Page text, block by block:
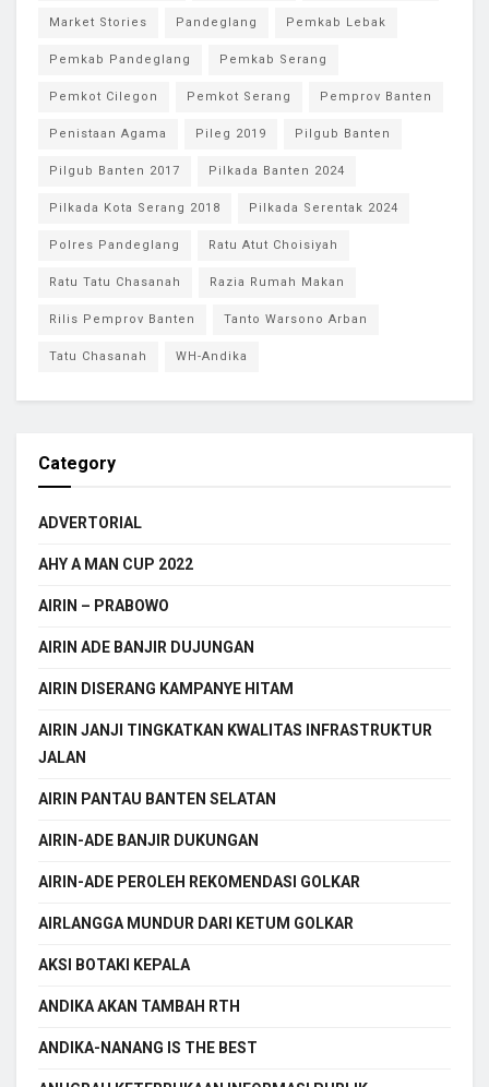
Market Stories Pandeglang Pemkab Lebak
Pemkab Pandeglang Pemkab Serang
Pemkot Cilegon Pemkot Serang Pemprov Banten
Penistaan Agama Pileg 2019 Pilgub Banten
Pilgub Banten 2017 Pilkada Banten 2024
Pilkada Kota Serang 2018 Pilkada Serentak 2024
Polres Pandeglang Ratu Atut Choisiyah
Ratu Tatu Chasanah Razia Rumah Makan
Rilis Pemprov Banten Tanto Warsono Arban
Tatu Chasanah WH-Andika
Category
ADVERTORIAL
AHY A MAN CUP 2022
AIRIN – PRABOWO
AIRIN ADE BANJIR DUJUNGAN
AIRIN DISERANG KAMPANYE HITAM
AIRIN JANJI TINGKATKAN KWALITAS INFRASTRUKTUR
JALAN
AIRIN PANTAU BANTEN SELATAN
AIRIN-ADE BANJIR DUKUNGAN
AIRIN-ADE PEROLEH REKOMENDASI GOLKAR
AIRLANGGA MUNDUR DARI KETUM GOLKAR
AKSI BOTAKI KEPALA
ANDIKA AKAN TAMBAH RTH
ANDIKA-NANANG IS THE BEST